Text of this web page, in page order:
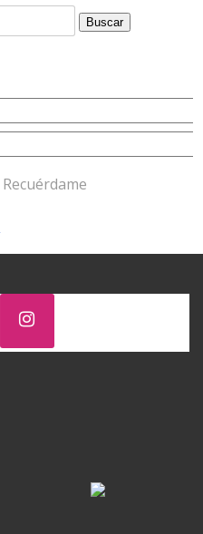
Buscar
Recuérdame